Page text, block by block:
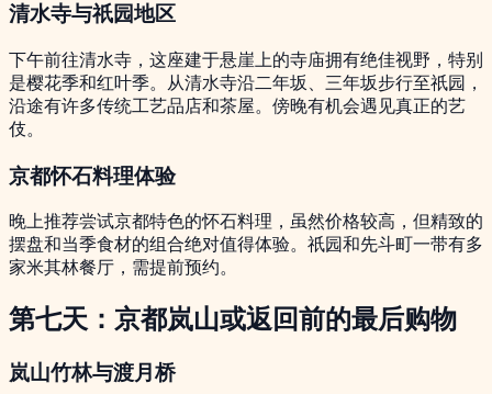
清水寺与祇园地区
下午前往清水寺，这座建于悬崖上的寺庙拥有绝佳视野，特别
是樱花季和红叶季。从清水寺沿二年坂、三年坂步行至祇园，
沿途有许多传统工艺品店和茶屋。傍晚有机会遇见真正的艺
伎。
京都怀石料理体验
晚上推荐尝试京都特色的怀石料理，虽然价格较高，但精致的
摆盘和当季食材的组合绝对值得体验。祇园和先斗町一带有多
家米其林餐厅，需提前预约。
第七天：京都岚山或返回前的最后购物
岚山竹林与渡月桥